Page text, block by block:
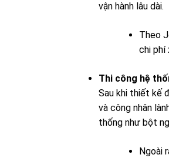
vận hành lâu dài.
Theo
chi phí
Thi công hệ
Sau khi thiết kế
và công nhân
thống như bột
Ngoài